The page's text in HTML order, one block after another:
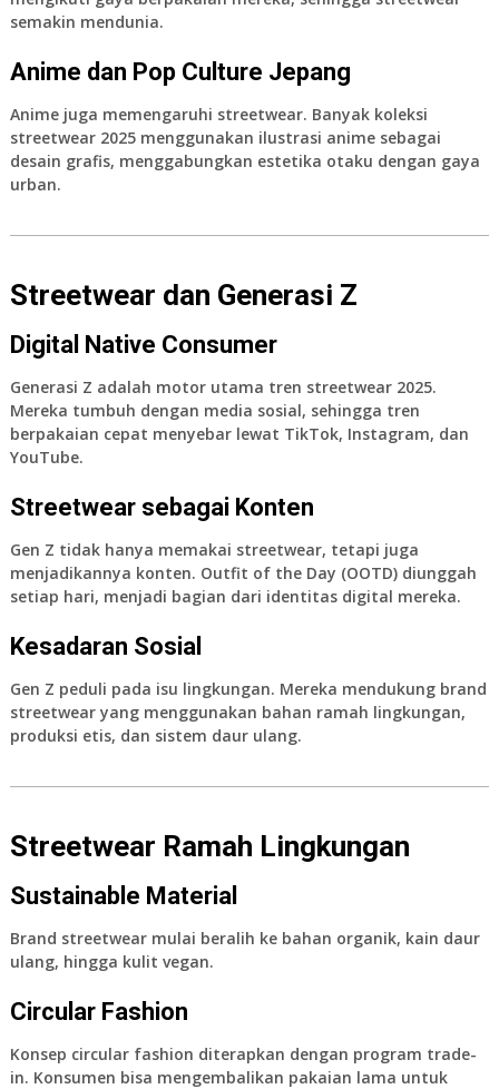
semakin mendunia.
Anime dan Pop Culture Jepang
Anime juga memengaruhi streetwear. Banyak koleksi
streetwear 2025 menggunakan ilustrasi anime sebagai
desain grafis, menggabungkan estetika otaku dengan gaya
urban.
Streetwear dan Generasi Z
Digital Native Consumer
Generasi Z adalah motor utama tren streetwear 2025.
Mereka tumbuh dengan media sosial, sehingga tren
berpakaian cepat menyebar lewat TikTok, Instagram, dan
YouTube.
Streetwear sebagai Konten
Gen Z tidak hanya memakai streetwear, tetapi juga
menjadikannya konten. Outfit of the Day (OOTD) diunggah
setiap hari, menjadi bagian dari identitas digital mereka.
Kesadaran Sosial
Gen Z peduli pada isu lingkungan. Mereka mendukung brand
streetwear yang menggunakan bahan ramah lingkungan,
produksi etis, dan sistem daur ulang.
Streetwear Ramah Lingkungan
Sustainable Material
Brand streetwear mulai beralih ke bahan organik, kain daur
ulang, hingga kulit vegan.
Circular Fashion
Konsep circular fashion diterapkan dengan program trade-
in. Konsumen bisa mengembalikan pakaian lama untuk